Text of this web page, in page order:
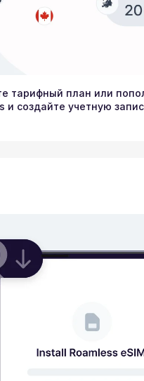
тарифный план или
и создайте учетную